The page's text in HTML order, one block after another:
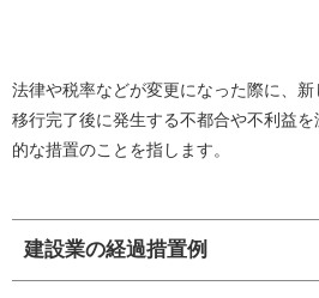
法律や税率などが変更になった際に、
移行完了後に発生する不都合や不利益
的な措置のことを指します。
建設業の経過措置例